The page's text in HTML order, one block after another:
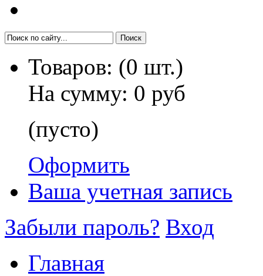
Товаров: (0 шт.)
На сумму: 0 руб
(пусто)
Оформить
Ваша учетная запись
Забыли пароль? Вход
Главная